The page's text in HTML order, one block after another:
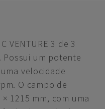
VENTURE 3 de 3
Possui um potente
velocidade
O campo de
1215 mm, com uma